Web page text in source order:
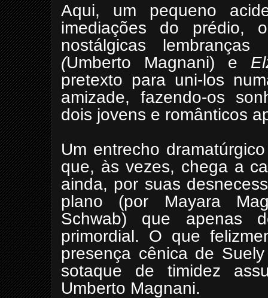
Aqui, um pequeno
imediações do prédio,
nostálgicas
(Umberto Magnani) e
pretexto para uni-los
amizade, fazendo-os
dois jovens e românticos
Um entrecho
que, às vezes, chega a
ainda, por suas
plano (por Mayara
Schwab) que apenas
primordial. O que
presença cênica de
sotaque de timidez
Umberto Magnani.